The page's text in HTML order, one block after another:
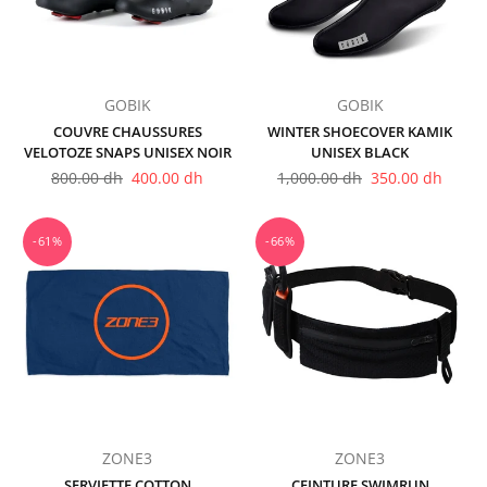
GOBIK
COUVRE CHAUSSURES
VELOTOZE SNAPS UNISEX NOIR
Prix
800.00 dh 400.00 dh
GOBIK
WINTER SHOECOVER KAMIK
UNISEX BLACK
Prix
1,000.00 dh 350.00 dh
-61%
ZONE3
-66%
ZONE3